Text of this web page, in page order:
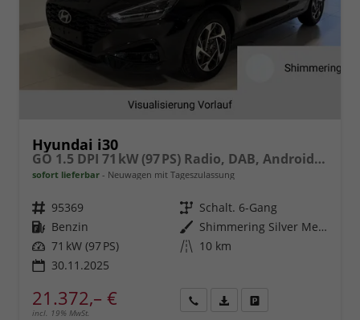
Hyundai i30
GO 1.5 DPI 71 kW (97 PS) Radio, DAB, Android Auto, Apple CarPlay, Navigationssystem, Bluetooth, Klimaanlage, Lenkradheizung, Sitzheizung, Rückfahrkamera, Einparkhilfe vorne und hinten, 16 Zoll Leichtmetallfelgen, uvm.
sofort lieferbar Neuwagen mit Tageszulassung
Fahrzeugnr. 95369 Getriebe Schalt. 6-Gang
Kraftstoff Benzin Außenfarbe
Shimmering Silver Metallic
Leistung 71 kW (97 PS) Kilometerstand 10 km
30.11.2025
21.372,– €
incl. 19% MwSt.